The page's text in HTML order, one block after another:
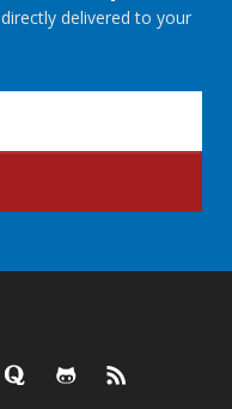
delivered to your